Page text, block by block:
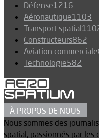
Défense1216
Aéronautique1103
Transport spatial
Constructeurs862
Aviation commerciale
Technologie582
À PROPOS DE NOUS
Nous sommes des
spatial, passionnés par